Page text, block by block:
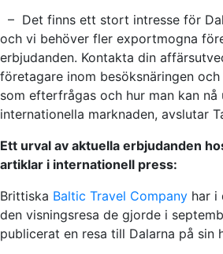
– Det finns ett stort intresse för
och vi behöver fler exportmogna
erbjudanden. Kontakta din
företagare inom besöksnäringen
som efterfrågas och hur man kan nå
internationella marknaden, avslutar
Ett urval av aktuella erbjudanden
artiklar i internationell press:
Brittiska Baltic Travel Company har i
den visningsresa de gjorde i
publicerat en resa till Dalarna på sin